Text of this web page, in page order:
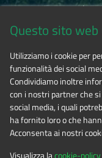
Via Fransuà
E-mail
Questo sito
Utilizziamo i cookie per
funzionalità dei social
Condividiamo inoltre
con i nostri partner che
social media, i quali
ha fornito loro o che
Acconsenta ai nostri